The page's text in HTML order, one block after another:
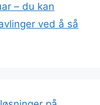
– du kan
ved å så